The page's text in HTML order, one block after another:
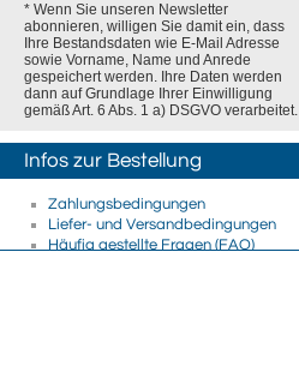
* Wenn Sie unseren Newsletter
abonnieren, willigen Sie damit ein, dass
Ihre Bestandsdaten wie E-Mail Adresse
sowie Vorname, Name und Anrede
gespeichert werden. Ihre Daten werden
dann auf Grundlage Ihrer Einwilligung
gemäß Art. 6 Abs. 1 a) DSGVO verarbeitet.
Infos zur Bestellung
Zahlungsbedingungen
Liefer- und Versandbedingungen
Häufig gestellte Fragen (FAQ)